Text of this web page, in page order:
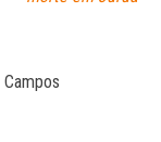
Campos